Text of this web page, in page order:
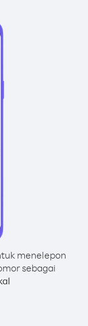
menelepon
sebagai